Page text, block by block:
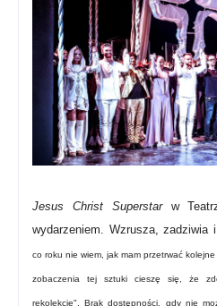
Jesus Christ Superstarw
wydarzeniem. Wzrusza,
co roku nie wiem, jak mam przetrwać
zobaczenia tej sztuki cieszę się, że
rekolekcje". Brak dostępności, gdy nie